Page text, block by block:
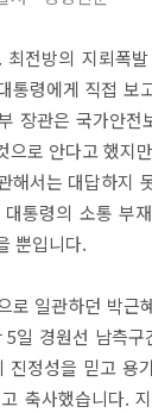
최전방의 지뢰폭
통령에게 직접 보
장관은 국가안전
으로 안다고 했지
해서는 대답하지
통령의 소통 부
뿐입니다.
로 일관하던 박근
일 경원선 남측구
진정성을 믿고 용
축사했습니다.